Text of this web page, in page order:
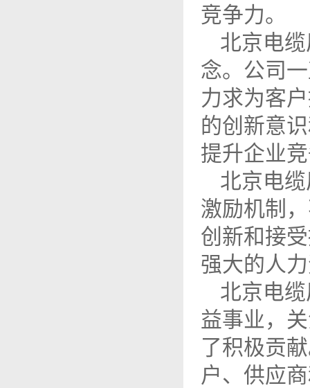
竞争力。
北京电
念。公司
力求为客
的创新意
提升企业
北京电
激励机制
创新和接
强大的人
北京电
益事业，
了积极贡
户、供应